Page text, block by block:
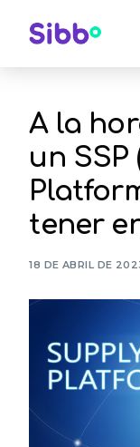
A la
un
tener
18 DE ABRIL DE